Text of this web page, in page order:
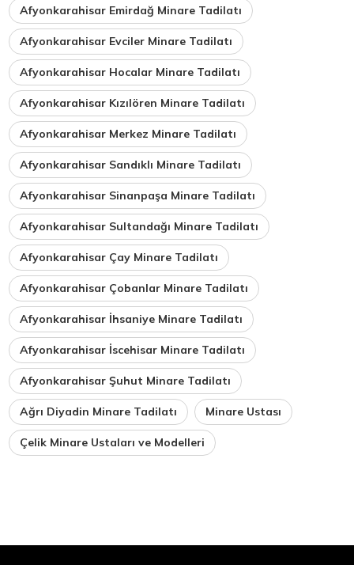
Afyonkarahisar Emirdağ Minare Tadilatı
Afyonkarahisar Evciler Minare Tadilatı
Afyonkarahisar Hocalar Minare Tadilatı
Afyonkarahisar Kızılören Minare Tadilatı
Afyonkarahisar Merkez Minare Tadilatı
Afyonkarahisar Sandıklı Minare Tadilatı
Afyonkarahisar Sinanpaşa Minare Tadilatı
Afyonkarahisar Sultandağı Minare Tadilatı
Afyonkarahisar Çay Minare Tadilatı
Afyonkarahisar Çobanlar Minare Tadilatı
Afyonkarahisar İhsaniye Minare Tadilatı
Afyonkarahisar İscehisar Minare Tadilatı
Afyonkarahisar Şuhut Minare Tadilatı
Ağrı Diyadin Minare Tadilatı Minare Ustası
Çelik Minare Ustaları ve Modelleri